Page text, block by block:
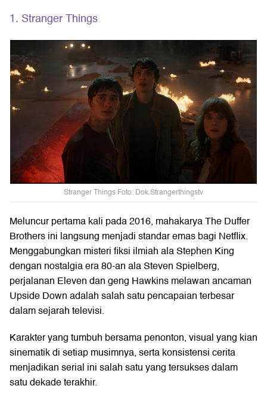
1. Stranger Things
Stranger Things Foto: Dok.Strangerthingstv
Meluncur pertama kali pada 2016, mahakarya The Duffer
Brothers ini langsung menjadi standar emas bagi Netflix.
Menggabungkan misteri fiksi ilmiah ala Stephen King
dengan nostalgia era 80-an ala Steven Spielberg,
perjalanan Eleven dan geng Hawkins melawan ancaman
Upside Down adalah salah satu pencapaian terbesar
dalam sejarah televisi.
Karakter yang tumbuh bersama penonton, visual yang kian
sinematik di setiap musimnya, serta konsistensi cerita
menjadikan serial ini salah satu yang tersukses dalam
satu dekade terakhir.